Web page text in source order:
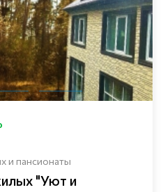
и пансионаты
"Уют и